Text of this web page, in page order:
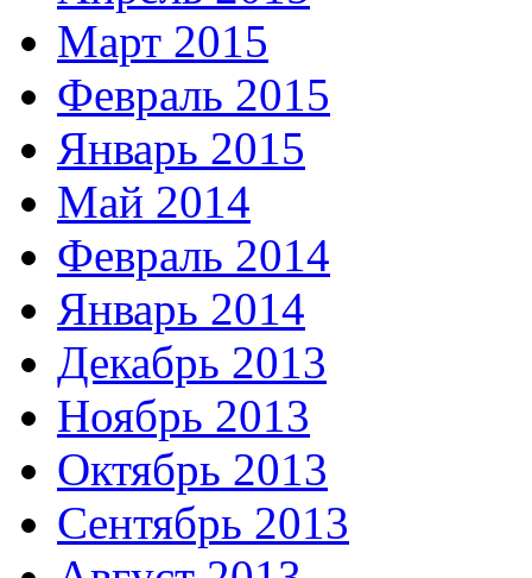
Март 2015
Февраль 2015
Январь 2015
Май 2014
Февраль 2014
Январь 2014
Декабрь 2013
Ноябрь 2013
Октябрь 2013
Сентябрь 2013